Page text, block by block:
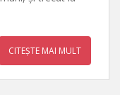
CITEȘTE MAI MULT